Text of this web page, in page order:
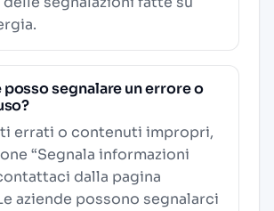
posso segnalare un errore o
errati o contenuti impropri,
“Segnala informazioni
dalla pagina
aziende possono segnalarci